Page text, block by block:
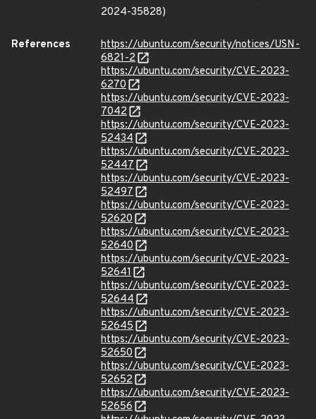
2024-35828)
References
https://ubuntu.com/security/notices/USN-
6821-2
https://ubuntu.com/security/CVE-2023-
6270
https://ubuntu.com/security/CVE-2023-
7042
https://ubuntu.com/security/CVE-2023-
52434
https://ubuntu.com/security/CVE-2023-
52447
https://ubuntu.com/security/CVE-2023-
52497
https://ubuntu.com/security/CVE-2023-
52620
https://ubuntu.com/security/CVE-2023-
52640
https://ubuntu.com/security/CVE-2023-
52641
https://ubuntu.com/security/CVE-2023-
52644
https://ubuntu.com/security/CVE-2023-
52645
https://ubuntu.com/security/CVE-2023-
52650
https://ubuntu.com/security/CVE-2023-
52652
https://ubuntu.com/security/CVE-2023-
52656